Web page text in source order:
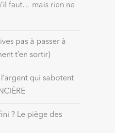
faut… mais rien ne
pas à passer à
t’en sortir)
qui sabotent
? Le piège des